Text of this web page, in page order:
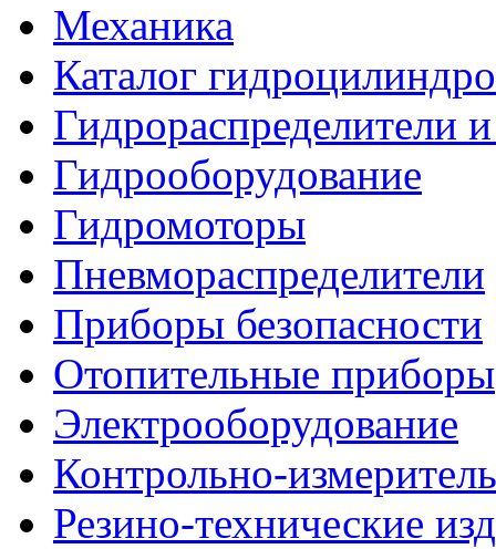
Механика
Каталог
Гидрораспределители
Гидрооборудование
Гидромоторы
Пневмораспределители
Приборы безопасности
Отопительные приборы
Электрооборудование
Контрольно-
Резино-технические